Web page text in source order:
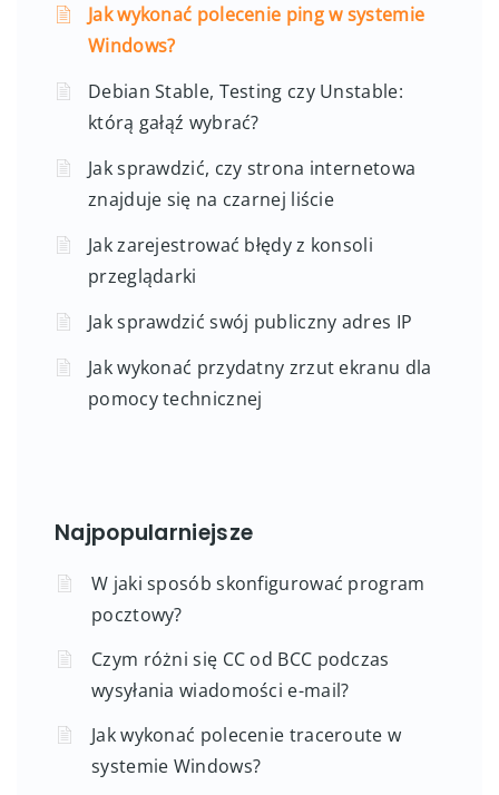
Jak wykonać polecenie ping w systemie
Windows?
Debian Stable, Testing czy Unstable:
którą gałąź wybrać?
Jak sprawdzić, czy strona internetowa
znajduje się na czarnej liście
Jak zarejestrować błędy z konsoli
przeglądarki
Jak sprawdzić swój publiczny adres IP
Jak wykonać przydatny zrzut ekranu dla
pomocy technicznej
Najpopularniejsze
W jaki sposób skonfigurować program
pocztowy?
Czym różni się CC od BCC podczas
wysyłania wiadomości e-mail?
Jak wykonać polecenie traceroute w
systemie Windows?